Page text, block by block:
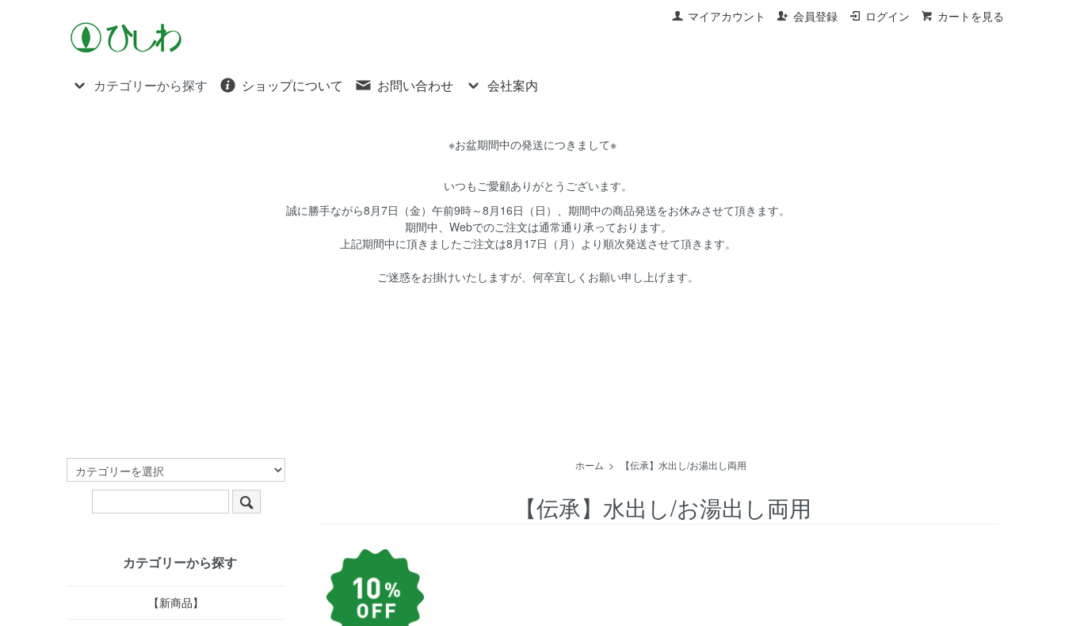
マイアカウント 会員登録 ログイン カートを見る
カテゴリーから探す ショップについて お問い合わせ 会社案内
※お盆期間中の発送につきまして※
いつもご愛顧ありがとうございます。
誠に勝手ながら8月7日（金）午前9時～8月16日（日）、期間中の商品発送をお休みさせて頂きます。
期間中、Webでのご注文は通常通り承っております。
上記期間中に頂きましたご注文は8月17日（月）より順次発送させて頂きます。
ご迷惑をお掛けいたしますが、何卒宜しくお願い申し上げます。
ホーム > 【伝承】水出し/お湯出し両用
【伝承】水出し/お湯出し両用
カテゴリーから探す
【新商品】